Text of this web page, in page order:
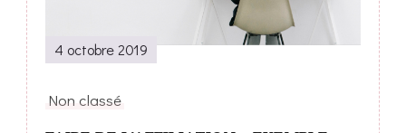
4 octobre 2019
Non classé